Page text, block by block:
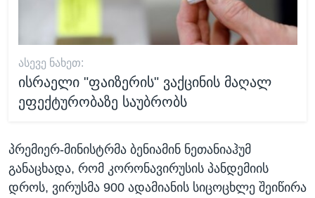
ᲐᲡᲔᲕᲔ ᲜᲐᲮᲔᲗ:
ისრაელი "ფაიზერის" ვაქცინის მაღალ
ეფექტურობაზე საუბრობს
პრემიერ-მინისტრმა ბენიამინ ნეთანიაჰუმ
განაცხადა, რომ კორონავირუსის პანდემიის
დროს, ვირუსმა 900 ადამიანის სიცოცხლე შეიწირა